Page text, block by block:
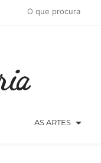
AS ARTES arrow_drop_down